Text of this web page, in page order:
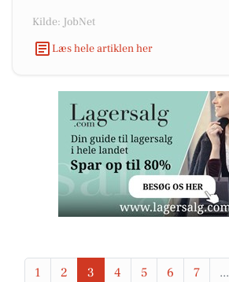
Kilde: JobNet
Læs hele artiklen her
1 2 3 4 5 6 7 ...